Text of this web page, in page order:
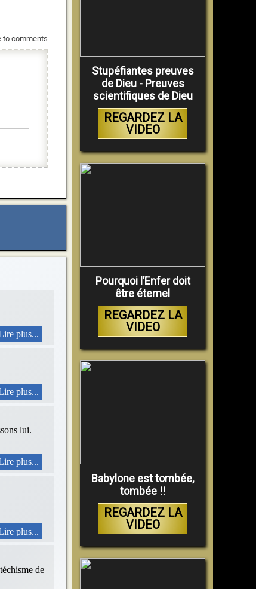
to comments
plus...
plus...
lui.
plus...
plus...
de
Stupéfiantes preuves
de Dieu - Preuves
scientifiques de Dieu
REGARDEZ LA
VIDEO
Pourquoi l’Enfer doit
être éternel
REGARDEZ LA
VIDEO
Babylone est tombée,
tombée !!
REGARDEZ LA
VIDEO